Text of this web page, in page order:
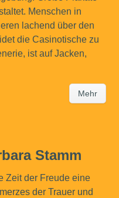
Menschen in
lachend über den
die Casinotische zu
ist auf Jacken,
Mehr
Stamm
Zeit der Freude eine
der Trauer und